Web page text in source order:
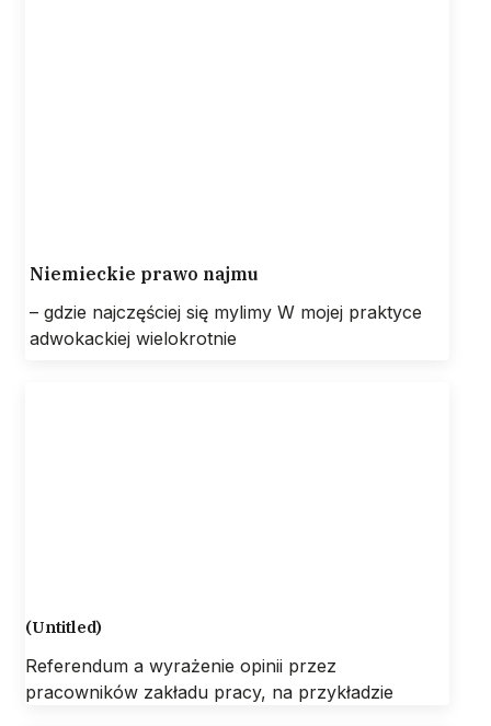
Niemieckie prawo najmu
– gdzie najczęściej się mylimy W mojej praktyce
adwokackiej wielokrotnie
(Untitled)
Referendum a wyrażenie opinii przez
pracowników zakładu pracy, na przykładzie